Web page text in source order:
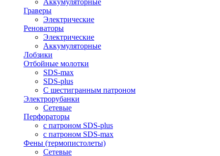
Аккумуляторные
Граверы
Электрические
Реноваторы
Электрические
Аккумуляторные
Лобзики
Отбойные молотки
SDS-max
SDS-plus
С шестигранным патроном
Электрорубанки
Сетевые
Перфораторы
с патроном SDS-plus
с патроном SDS-max
Фены (термопистолеты)
Сетевые